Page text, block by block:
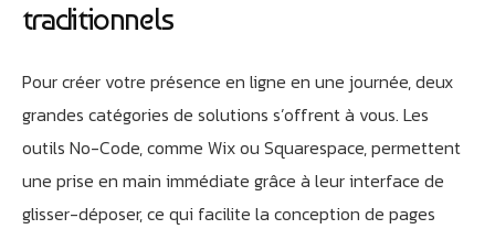
traditionnels
Pour créer votre présence en ligne en une journée, deux
grandes catégories de solutions s’offrent à vous. Les
outils No-Code, comme Wix ou Squarespace, permettent
une prise en main immédiate grâce à leur interface de
glisser-déposer, ce qui facilite la conception de pages